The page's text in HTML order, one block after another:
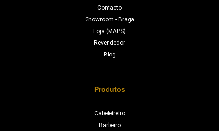
Contacto
Showroom - Braga
Loja (MAPS)
Revendedor
Blog
Produtos
Cabeleireiro
Barbeiro